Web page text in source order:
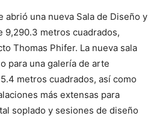
abrió una nueva Sala de Diseño y
9,290.3 metros cuadrados,
Thomas Phifer. La nueva sala
para una galería de arte
metros cuadrados, así como
más extensas para
soplado y sesiones de diseño